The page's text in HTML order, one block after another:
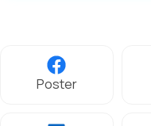
Poster